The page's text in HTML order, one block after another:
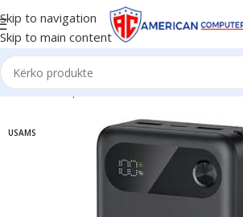
Skip to navigation
Skip to main content
Kreu/Smartphone & Aksesorë/Powerbank
USAMS